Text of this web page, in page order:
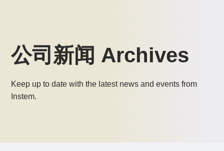
公司新闻 Archives
Keep up to date with the latest news and events from
Instem.